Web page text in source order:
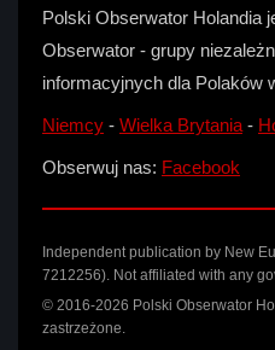
Polski Obserwator Holandia
Obserwator - grupy
informacyjnych dla Polaków
Niemcy - Wielka Brytania -
Obserwuj nas: Facebook
Independent publication by New
7212256). Not affiliated with any
© 2016-2026 Polski Obserwator
zastrzeżone.